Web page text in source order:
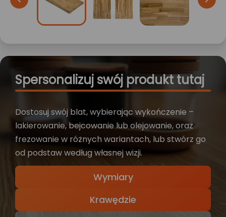
Spersonalizuj swój produkt tutaj
Dostosuj swój blat, wybierając wykończenie –
lakierowanie, bejcowanie lub olejowanie, oraz
frezowanie w różnych wariantach, lub stwórz go
od podstaw według własnej wizji.
Wymiary
Krawędzie